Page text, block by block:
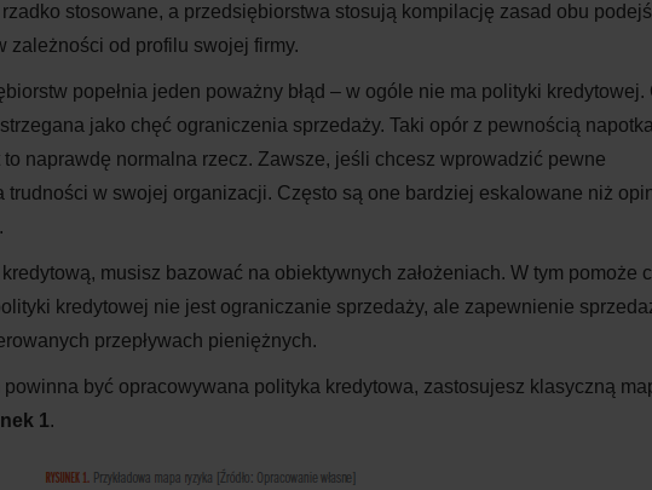
stosowane, a przedsiębiorstwa stosują kompilację zasad obu
zależności od profilu swojej firmy.
popełnia jeden poważny błąd – w ogóle nie ma polityki kredytowej.
jako chęć ograniczenia sprzedaży. Taki opór z pewnością
naprawdę normalna rzecz. Zawsze, jeśli chcesz wprowadzić pewne
trudności w swojej organizacji. Często są one bardziej eskalowane niż
musisz bazować na obiektywnych założeniach. W tym pomoże
kredytowej nie jest ograniczanie sprzedaży, ale zapewnienie
przepływach pieniężnych.
być opracowywana polityka kredytowa, zastosujesz klasyczną
1.